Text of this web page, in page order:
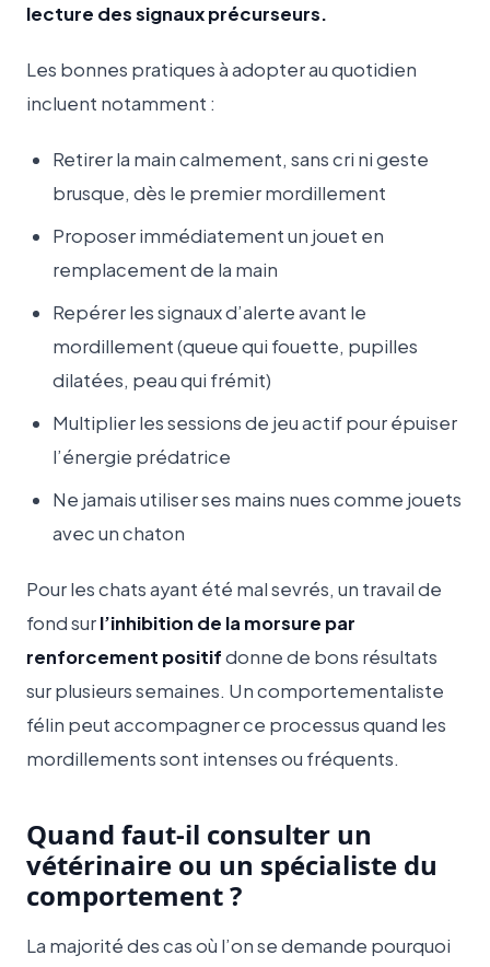
lecture des signaux précurseurs.
Les bonnes pratiques à adopter au quotidien
incluent notamment :
Retirer la main calmement, sans cri ni geste
brusque, dès le premier mordillement
Proposer immédiatement un jouet en
remplacement de la main
Repérer les signaux d’alerte avant le
mordillement (queue qui fouette, pupilles
dilatées, peau qui frémit)
Multiplier les sessions de jeu actif pour épuiser
l’énergie prédatrice
Ne jamais utiliser ses mains nues comme jouets
avec un chaton
Pour les chats ayant été mal sevrés, un travail de
fond surl’inhibition de la morsure par
renforcement positifdonne de bons résultats
sur plusieurs semaines. Un comportementaliste
félin peut accompagner ce processus quand les
mordillements sont intenses ou fréquents.
Quand faut-il consulter un
vétérinaire ou un spécialiste du
comportement ?
La majorité des cas où l’on se demande pourquoi